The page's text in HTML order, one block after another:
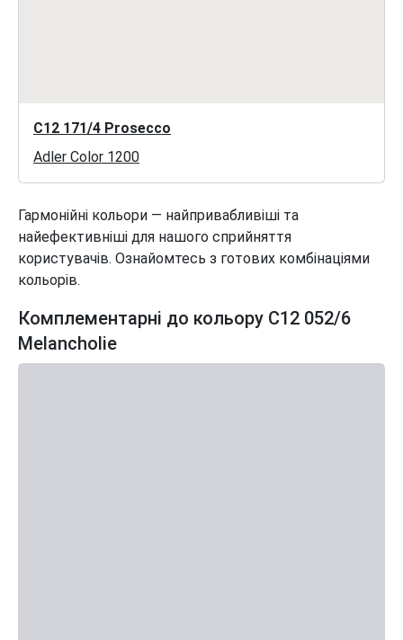
C12 171/4 Prosecco
Adler Color 1200
Гармонійні кольори — найпривабливіші та
найефективніші для нашого сприйняття
користувачів. Ознайомтесь з готових комбінаціями
кольорів.
Комплементарні до кольору C12 052/6
Melancholie